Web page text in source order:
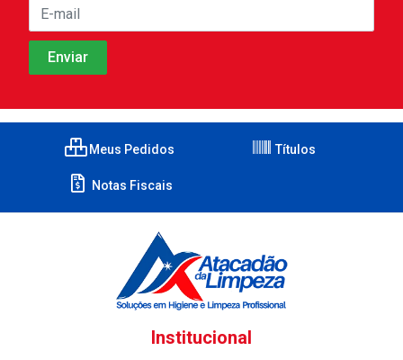
Meus Pedidos Títulos
Notas Fiscais
Institucional